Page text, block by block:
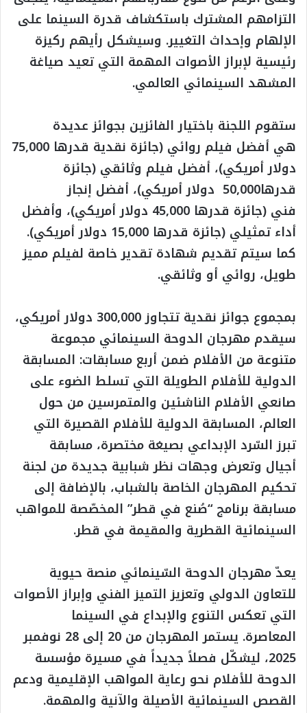
التزامهم المشترك باستكشاف قدرة السينما على
الإلهام وإحداث التغيير. وسيشكل رأيهم ركيزة
رئيسية لإبراز الأصوات المهمة التي تعيد صياغة
المشهد السينمائي العالمي.
ستقوم اللجنة باختيار الفائزين بجوائز عديدة
هي أفضل فيلم روائي (جائزة نقدية قدرها 75,000
دولار أمريكي)، أفضل فيلم وثائقي (جائزة
قدرها50,000 دولار أمريكي)، أفضل إنجاز
فني (جائزة قدرها 45,000 دولار أمريكي)، وأفضل
أداء تمثيلي (جائزة قدرها 15,000 دولار أمريكي).
كما سيتم تقديم شهادة تقدير خاصة لفيلم مميز
طويل، روائي أو وثائقي.
بمجموع جوائز نقدية تتجاوز 300,000 دولار أمريكي،
سيقدم مهرجان الدوحة السينمائي مجموعة
متنوعة من الأفلام ضمن أربع مسابقات: المسابقة
الدولية للأفلام الطويلة التي تسلط الضوء على
صانعي الأفلام الناشئين والمتمرسين من حول
العالم، المسابقة الدولية للأفلام القصيرة التي
تبرز السّرد الإبداعي بصيغة مختصرة، مسابقة
أجيال وتعرض وجهات نظر شبابية جديدة من لجنة
تحكيم المهرجان الخاصة بالشباب، بالإضافة إلى
مسابقة برنامج “صُنع في قطر” المخصّصة للمواهب
السينمائية القطرية والمقيمة في قطر.
يعدّ مهرجان الدوحة السّينمائي منصة حيوية
للتعاون الدولي وتعزيز التميز الفني وإبراز الأصوات
التي تعكس التنوع والإبداع في السينما
المعاصرة. يستمر المهرجان من 20 إلى 28 نوفمبر
2025، ليشكّل فصلاً جديداً في مسيرة مؤسسة
الدوحة للأفلام نحو رعاية المواهب الإقليمية ودعم
القصص السينمائية الأصيلة والآنية والمهمة.